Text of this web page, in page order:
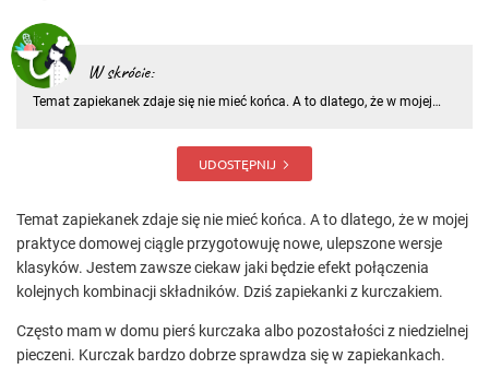
W skrócie:
Temat zapiekanek zdaje się nie mieć końca. A to dlatego, że w mojej
UDOSTĘPNIJ
Temat zapiekanek zdaje się nie mieć końca. A to dlatego, że w mojej
praktyce domowej ciągle przygotowuję nowe, ulepszone wersje
klasyków. Jestem zawsze ciekaw jaki będzie efekt połączenia
kolejnych kombinacji składników. Dziś zapiekanki z kurczakiem.
Często mam w domu pierś kurczaka albo pozostałości z niedzielnej
pieczeni. Kurczak bardzo dobrze sprawdza się w zapiekankach.